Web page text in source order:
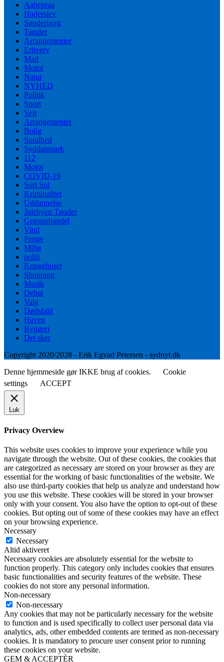
Aabenraa
Haderslev
Sønderborg
Tønder
Arrangementer
Erhverv
Mad
Motor
Natur
NYHED
Politik
Sport
Vejr
Arrangementer
Bolig
Sundhed
Syddanmark
112
Motor
COVID-19
Sort Sol
Kriminalitet
Uddannelse
Julebyen Tønder
Grænsehandel
Vind
Penge
Miljø
politi
Kongehuset
Shopping
Musik
Debat
Valg
Dødsfald
Haven
Byggeri
Det sker
Copyright 2020/2028 - Erik Egvad Petersen - sydnyt.dk
Denne hjemmeside gør IKKE brug af cookies.
Cookie
settings
ACCEPT
Luk
Privacy Overview
This website uses cookies to improve your experience while you
navigate through the website. Out of these cookies, the cookies that
are categorized as necessary are stored on your browser as they are
essential for the working of basic functionalities of the website. We
also use third-party cookies that help us analyze and understand how
you use this website. These cookies will be stored in your browser
only with your consent. You also have the option to opt-out of these
cookies. But opting out of some of these cookies may have an effect
on your browsing experience.
Necessary
Necessary
Altid aktiveret
Necessary cookies are absolutely essential for the website to
function properly. This category only includes cookies that ensures
basic functionalities and security features of the website. These
cookies do not store any personal information.
Non-necessary
Non-necessary
Any cookies that may not be particularly necessary for the website
to function and is used specifically to collect user personal data via
analytics, ads, other embedded contents are termed as non-necessary
cookies. It is mandatory to procure user consent prior to running
these cookies on your website.
GEM & ACCEPTÈR